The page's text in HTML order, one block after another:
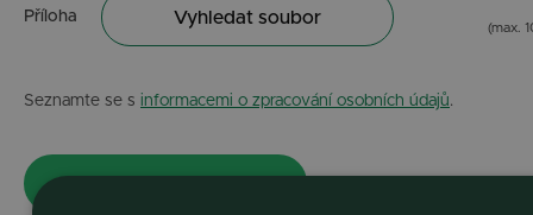
Příloha Vyhledat soubor (max.
Seznamte se s informacemi o zpracování osobních údajů.